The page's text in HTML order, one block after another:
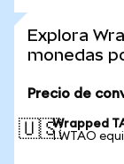
Explora
monedas
Precio de
🇺🇸Wrapped
1 WTAO